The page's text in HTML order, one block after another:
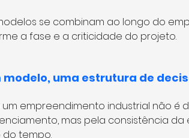
se combinam ao longo do
a fase e a criticidade do projeto.
modelo, uma estrutura de
empreendimento industrial não é
mas pela consistência da
tempo.